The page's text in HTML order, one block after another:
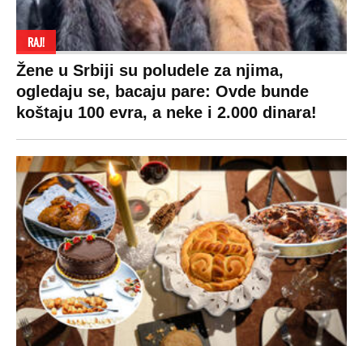
RAJ!
Žene u Srbiji su poludele za njima,
ogledaju se, bacaju pare: Ovde bunde
koštaju 100 evra, a neke i 2.000 dinara!